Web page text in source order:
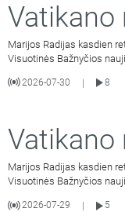
Vatikano
Marijos Radijas kasdien
Visuotinės Bažnyčios
2026-07-30 |
8
Vatikano
Marijos Radijas kasdien
Visuotinės Bažnyčios
2026-07-29
5